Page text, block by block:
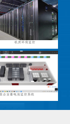
机房环境监控
企业蓄电池监控系统